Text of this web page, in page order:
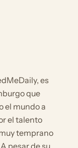
es
que
el mundo a
el talento
temprano